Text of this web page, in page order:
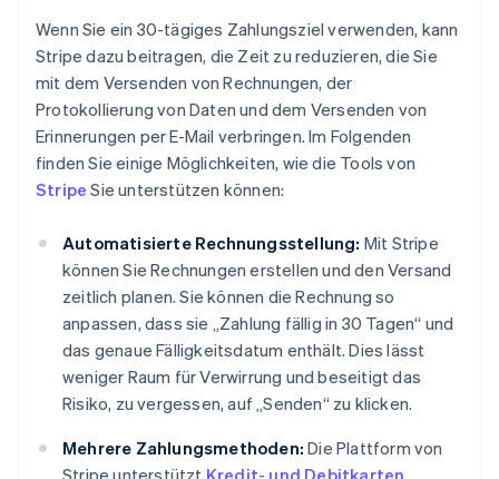
Wenn Sie ein 30-tägiges Zahlungsziel verwenden, kann
Stripe dazu beitragen, die Zeit zu reduzieren, die Sie
mit dem Versenden von Rechnungen, der
Protokollierung von Daten und dem Versenden von
Erinnerungen per E-Mail verbringen. Im Folgenden
finden Sie einige Möglichkeiten, wie die Tools von
Stripe Sie unterstützen können:
Automatisierte Rechnungsstellung: Mit Stripe
können Sie Rechnungen erstellen und den Versand
zeitlich planen. Sie können die Rechnung so
anpassen, dass sie „Zahlung fällig in 30 Tagen“ und
das genaue Fälligkeitsdatum enthält. Dies lässt
weniger Raum für Verwirrung und beseitigt das
Risiko, zu vergessen, auf „Senden“ zu klicken.
Mehrere Zahlungsmethoden: Die Plattform von